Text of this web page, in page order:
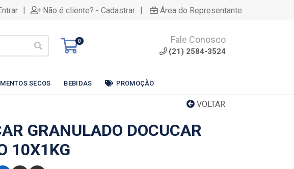
| Não é cliente? - Cadastrar | Área do Representante
0 Fale Conosco
(21) 2584-3524
SECOS BEBIDAS PROMOÇÃO
VOLTAR
GRANULADO DOCUCAR
10X1KG